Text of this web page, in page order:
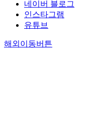
네이버 블로그
인스타그램
유튜브
해외이동버튼